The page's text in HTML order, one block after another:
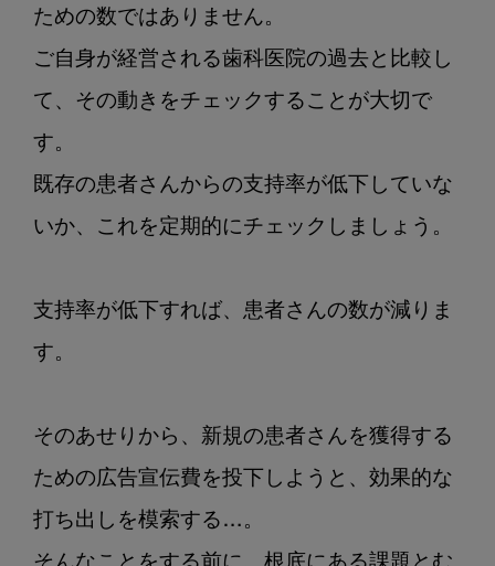
ための数ではありません。
ご自身が経営される歯科医院の過去と比較し
て、その動きをチェックすることが大切で
す。
既存の患者さんからの支持率が低下していな
いか、これを定期的にチェックしましょう。
支持率が低下すれば、患者さんの数が減りま
す。
そのあせりから、新規の患者さんを獲得する
ための広告宣伝費を投下しようと、効果的な
打ち出しを模索する…。